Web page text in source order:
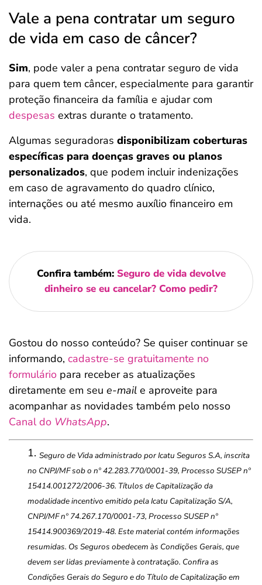
Vale a pena contratar um seguro
de vida em caso de câncer?
Sim, pode valer a pena contratar seguro de vida
para quem tem câncer, especialmente para garantir
proteção financeira da família e ajudar com
despesas extras durante o tratamento.
Algumas seguradoras disponibilizam coberturas
específicas para doenças graves ou planos
personalizados, que podem incluir indenizações
em caso de agravamento do quadro clínico,
internações ou até mesmo auxílio financeiro em
vida.
Confira também: Seguro de vida devolve
dinheiro se eu cancelar? Como pedir?
Gostou do nosso conteúdo? Se quiser continuar se
informando, cadastre-se gratuitamente no
formulário para receber as atualizações
diretamente em seu e-mail e aproveite para
acompanhar as novidades também pelo nosso
Canal do WhatsApp.
Seguro de Vida administrado por Icatu Seguros S.A, inscrita
no CNPJ/MF sob o nº 42.283.770/0001-39, Processo SUSEP nº
15414.001272/2006-36. Títulos de Capitalização da
modalidade incentivo emitido pela Icatu Capitalização S/A,
CNPJ/MF nº 74.267.170/0001-73, Processo SUSEP nº
15414.900369/2019-48. Este material contém informações
resumidas. Os Seguros obedecem às Condições Gerais, que
devem ser lidas previamente à contratação. Confira as
Condições Gerais do Seguro e do Título de Capitalização em